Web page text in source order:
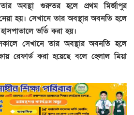
অবস্থা গুরুতর হলে প্রথম মির্জাপুর
নেয়া হয়। সেখানে তার অবস্থার অবনতি হলে
ভর্তি করা হয়।
সেখানে তার অবস্থার অবনতি হলে
রেফার্ড করা হয়েছে বলে হেলাল মিয়া